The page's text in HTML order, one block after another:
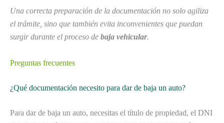
Una correcta preparación de la documentación no solo agiliza
el trámite, sino que también evita inconvenientes que puedan
surgir durante el proceso de baja vehicular.
Preguntas frecuentes
¿Qué documentación necesito para dar de baja un auto?
Para dar de baja un auto, necesitas el título de propiedad, el DNI